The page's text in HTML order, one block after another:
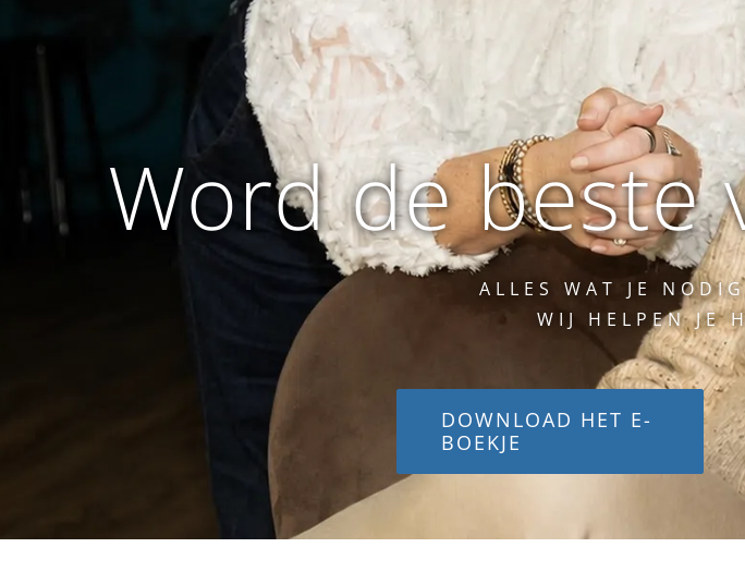
Word de beste
ALLES WAT JE
WIJ HELPEN JE
DOWNLOAD HET E-
BOEKJE